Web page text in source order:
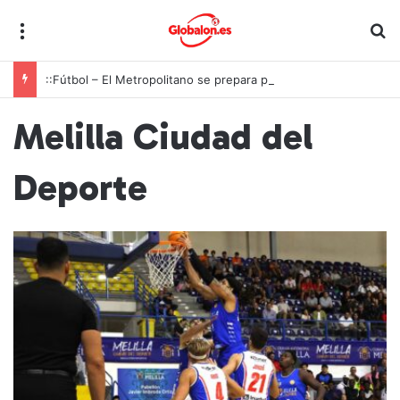
Melilla Ciudad del
Deporte